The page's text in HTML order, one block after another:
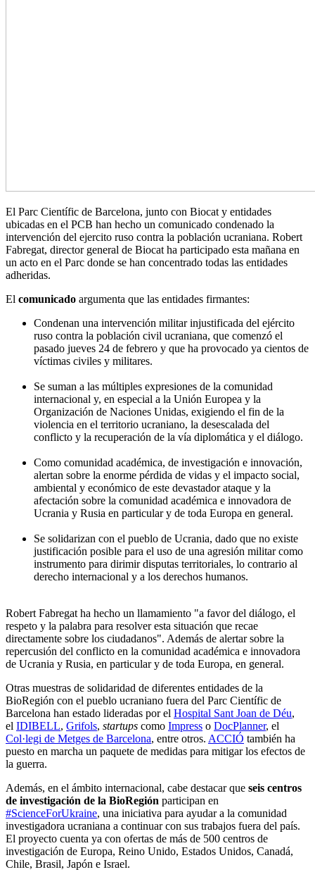
El Parc Científic de Barcelona, junto con Biocat y entidades
ubicadas en el PCB han hecho un comunicado condenado la
intervención del ejercito ruso contra la población ucraniana. Robert
Fabregat, director general de Biocat ha participado esta mañana en
un acto en el Parc donde se han concentrado todas las entidades
adheridas.
El comunicado argumenta que las entidades firmantes:
Condenan una intervención militar injustificada del ejército
ruso contra la población civil ucraniana, que comenzó el
pasado jueves 24 de febrero y que ha provocado ya cientos de
víctimas civiles y militares.
Se suman a las múltiples expresiones de la comunidad
internacional y, en especial a la Unión Europea y la
Organización de Naciones Unidas, exigiendo el fin de la
violencia en el territorio ucraniano, la desescalada del
conflicto y la recuperación de la vía diplomática y el diálogo.
Como comunidad académica, de investigación e innovación,
alertan sobre la enorme pérdida de vidas y el impacto social,
ambiental y económico de este devastador ataque y la
afectación sobre la comunidad académica e innovadora de
Ucrania y Rusia en particular y de toda Europa en general.
Se solidarizan con el pueblo de Ucrania, dado que no existe
justificación posible para el uso de una agresión militar como
instrumento para dirimir disputas territoriales, lo contrario al
derecho internacional y a los derechos humanos.
Robert Fabregat ha hecho un llamamiento "a favor del diálogo, el
respeto y la palabra para resolver esta situación que recae
directamente sobre los ciudadanos". Además de alertar sobre la
repercusión del conflicto en la comunidad académica e innovadora
de Ucrania y Rusia, en particular y de toda Europa, en general.
Otras muestras de solidaridad de diferentes entidades de la
BioRegión con el pueblo ucraniano fuera del Parc Científic de
Barcelona han estado lideradas por el Hospital Sant Joan de Déu,
el IDIBELL, Grifols, startups como Impress o DocPlanner, el
Col·legi de Metges de Barcelona, entre otros. ACCIÓ también ha
puesto en marcha un paquete de medidas para mitigar los efectos de
la guerra.
Además, en el ámbito internacional, cabe destacar que seis centros
de investigación de la BioRegión participan en
#ScienceForUkraine, una iniciativa para ayudar a la comunidad
investigadora ucraniana a continuar con sus trabajos fuera del país.
El proyecto cuenta ya con ofertas de más de 500 centros de
investigación de Europa, Reino Unido, Estados Unidos, Canadá,
Chile, Brasil, Japón e Israel.